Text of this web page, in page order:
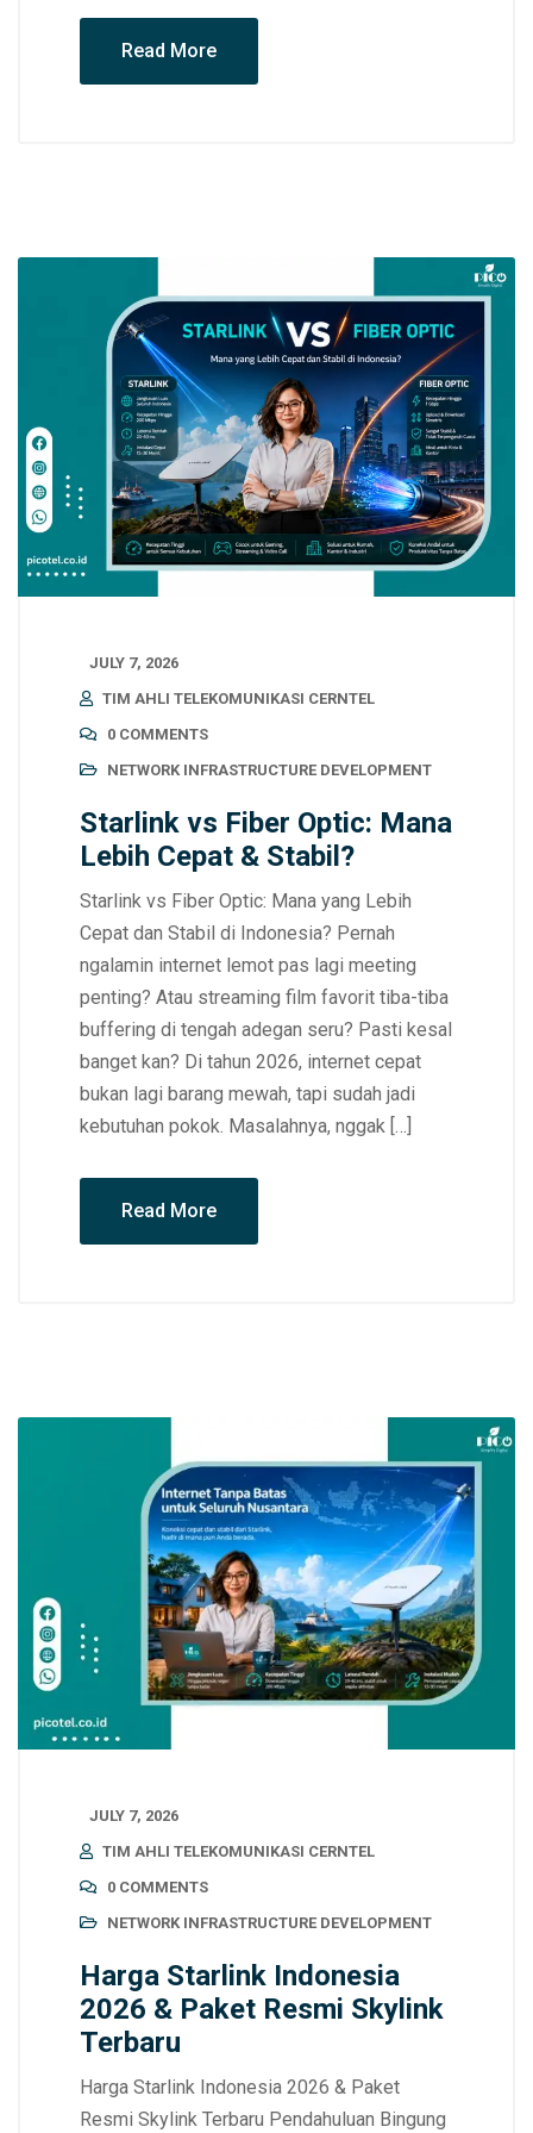
Read More
JULY 7, 2026
TIM AHLI TELEKOMUNIKASI CERNTEL
0 COMMENTS
NETWORK INFRASTRUCTURE DEVELOPMENT
Starlink vs Fiber Optic: Mana
Lebih Cepat & Stabil?
Starlink vs Fiber Optic: Mana yang Lebih
Cepat dan Stabil di Indonesia? Pernah
ngalamin internet lemot pas lagi meeting
penting? Atau streaming film favorit tiba-tiba
buffering di tengah adegan seru? Pasti kesal
banget kan? Di tahun 2026, internet cepat
bukan lagi barang mewah, tapi sudah jadi
kebutuhan pokok. Masalahnya, nggak […]
Read More
JULY 7, 2026
TIM AHLI TELEKOMUNIKASI CERNTEL
0 COMMENTS
NETWORK INFRASTRUCTURE DEVELOPMENT
Harga Starlink Indonesia
2026 & Paket Resmi Skylink
Terbaru
Harga Starlink Indonesia 2026 & Paket
Resmi Skylink Terbaru Pendahuluan Bingung